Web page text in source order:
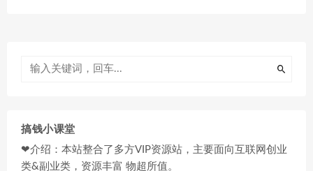
搞钱小课堂
❤介绍：本站整合了多方VIP资源站，主要面向互联网创业
类&副业类，资源丰富 物超所值。